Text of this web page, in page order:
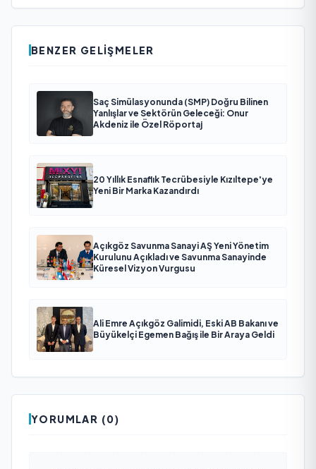
BENZER GELIŞMELER
Saç Simülasyonunda (SMP) Doğru Bilinen
Yanlışlar ve Sektörün Geleceği: Onur
Akdeniz ile Özel Röportaj
20 Yıllık Esnaflık Tecrübesiyle Kızıltepe'ye
Yeni Bir Marka Kazandırdı
Açıkgöz Savunma Sanayi AŞ Yeni Yönetim
Kurulunu Açıkladı ve Savunma Sanayinde
Küresel Vizyon Vurgusu
Ali Emre Açıkgöz Galimidi, Eski AB Bakanı ve
Büyükelçi Egemen Bağış ile Bir Araya Geldi
YORUMLAR (0)